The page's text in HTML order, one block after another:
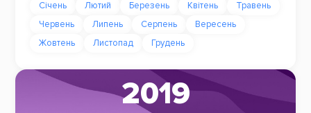
Січень Лютий Березень Квітень
Травень
Червень
Липень Серпень
Вересень
Жовтень
Листопад Грудень
2019